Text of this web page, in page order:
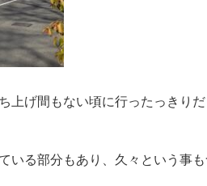
上げ間もない頃に行ったっきり
いる部分もあり、久々という事も